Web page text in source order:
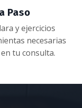
Paso
y ejercicios
necesarias
tu consulta.